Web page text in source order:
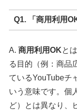
Q1. 「商用利用
A.商用利用OKと
る目的（例：商品
ているYouTubeチ
いう意味です。個
ど）とは異なり、